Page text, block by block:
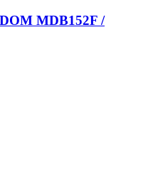
MDB152F /